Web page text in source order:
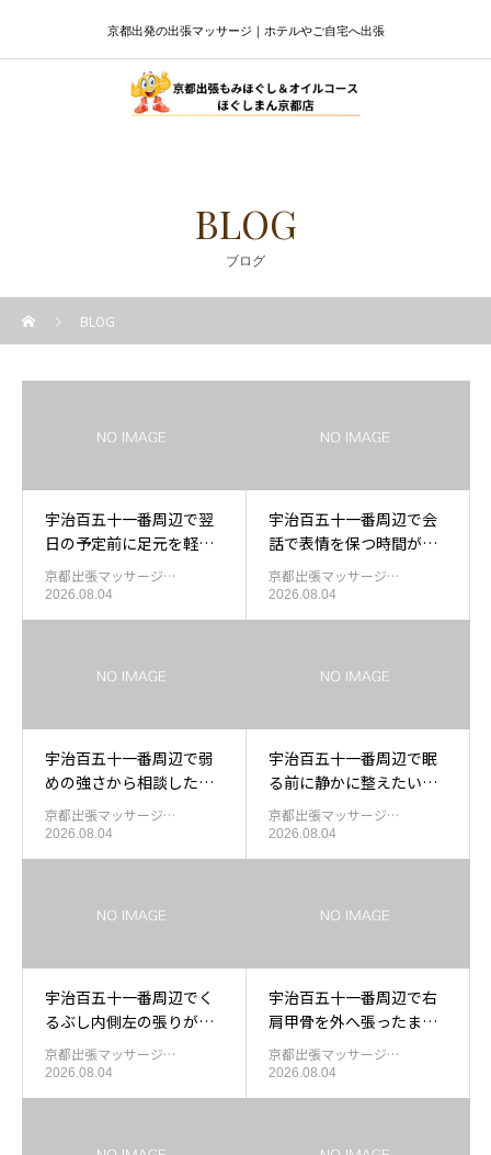
京都出発の出張マッサージ｜ホテルやご自宅へ出張
BLOG
ブログ
BLOG
宇治百五十一番周辺で翌
日の予定前に足元を軽く
したい日の出張もみほぐ
し
京都出張マッサージ…
2026.08.04
宇治百五十一番周辺で会
話で表情を保つ時間が長
くなったあと肩甲骨外側
右中を休める出張マッサ
ージ
京都出張マッサージ…
2026.08.04
宇治百五十一番周辺で弱
めの強さから相談したい
方の出張もみほぐし
京都出張マッサージ…
2026.08.04
宇治百五十一番周辺で眠
る前に静かに整えたい日
の出張もみほぐし
京都出張マッサージ…
2026.08.04
宇治百五十一番周辺でく
るぶし内側左の張りが残
った日の足裏を休める出
張もみほぐし
京都出張マッサージ…
2026.08.04
宇治百五十一番周辺で右
肩甲骨を外へ張ったまま
過ごしたあと肩甲骨外側
右中を休める出張もみほ
ぐし
京都出張マッサージ…
2026.08.04